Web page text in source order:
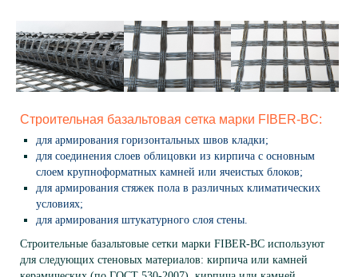
Строительная базальтовая сетка марки FIBER-BC:
для армирования горизонтальных швов кладки;
для соединения слоев облицовки из кирпича с основным
слоем крупноформатных камней или ячеистых блоков;
для армирования стяжек пола в различных климатических
условиях;
для армирования штукатурного слоя стены.
Строительные базальтовые сетки марки FIBER-BC используют
для следующих стеновых материалов: кирпича или камней